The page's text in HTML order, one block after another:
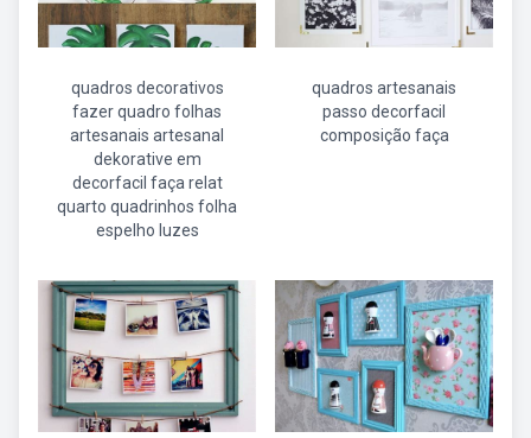
quadros decorativos
fazer quadro folhas
artesanais artesanal
dekorative em
decorfacil faça relat
quarto quadrinhos folha
espelho luzes
quadros artesanais
passo decorfacil
composição faça